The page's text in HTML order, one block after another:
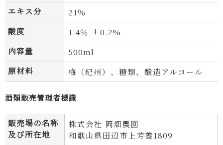
もっと詳しく
エキス分
21％
酸度
1.4％ ±0.2%
内容量
500ml
原材料
梅（紀州）、糖類、醸造アルコール
酒類販売管理者標識
販売場の名称
及び所在地
株式会社 岡畑農園
和歌山県田辺市上芳養1809